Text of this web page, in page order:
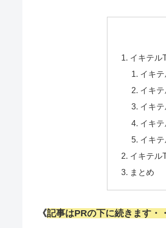
イキテル
イキ
イキ
イキ
イキ
イキ
イキテル
まとめ
《記事はPRの下に続きます・